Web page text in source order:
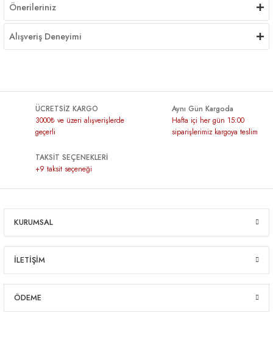
Önerileriniz
Alışveriş Deneyimi
ÜCRETSİZ KARGO
3000₺ ve üzeri alışverişlerde
geçerli
Aynı Gün Kargoda
Hafta içi her gün 15:00
siparişlerimiz kargoya teslim
TAKSİT SEÇENEKLERİ
+9 taksit seçeneği
KURUMSAL
İLETİŞİM
ÖDEME